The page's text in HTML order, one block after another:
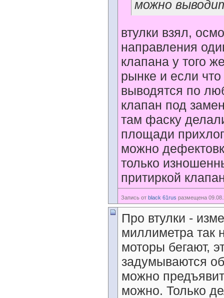
можно
втулки взял,
направления
клапана у того
рынке и если
выводятся по
клапан под
там фаску
площади
можно
только
притиркой
Запись от black 61rus размещена
Про втулки -
миллиметра так
моторы бегают,
задумываются
можно
можно. Только